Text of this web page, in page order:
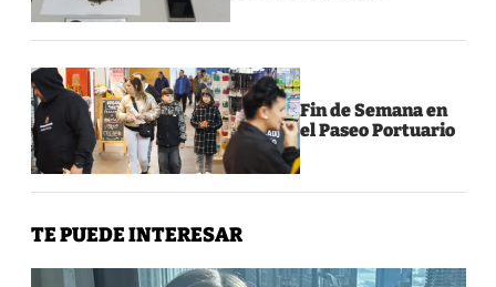
Fin de Semana en
el Paseo Portuario
TE PUEDE INTERESAR